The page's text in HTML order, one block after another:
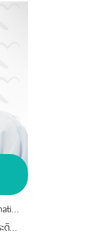
โรงพยาบาล: Bangpakok 9 International Hospital
เเพทย์เฉพาะทางด้าน: ทันตกรรมประดิษฐ์